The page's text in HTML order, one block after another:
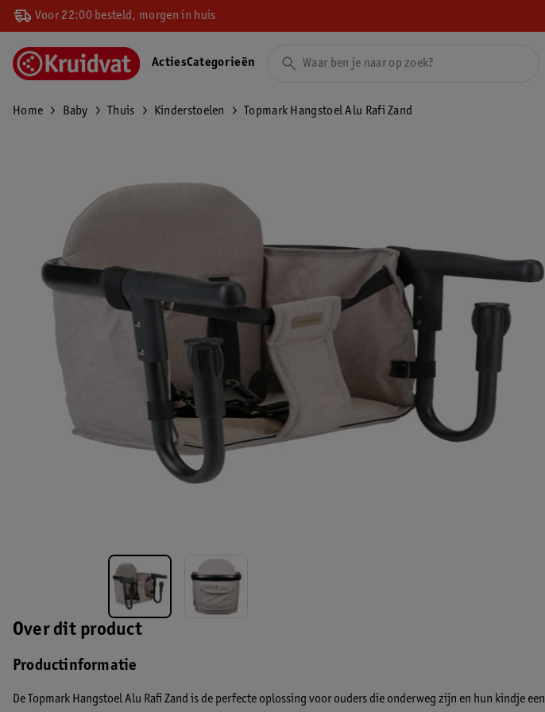
Voor 22:00 besteld, morgen in huis
ActiesCategorieën
Home Baby Thuis Kinderstoelen Topmark Hangstoel Alu Rafi Zand
Over dit product
Productinformatie
De Topmark Hangstoel Alu Rafi Zand is de perfecte oplossing voor ouders die onderweg zijn en hun kindje een